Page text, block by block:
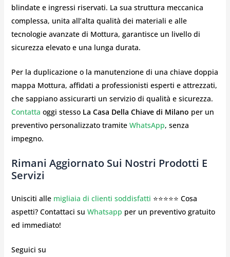
blindate e ingressi riservati. La sua struttura meccanica
complessa, unita all’alta qualità dei materiali e alle
tecnologie avanzate di Mottura, garantisce un livello di
sicurezza elevato e una lunga durata.
Per la duplicazione o la manutenzione di una chiave doppia
mappa Mottura, affidati a professionisti esperti e attrezzati,
che sappiano assicurarti un servizio di qualità e sicurezza.
Contatta oggi stesso La Casa Della Chiave di Milano per un
preventivo personalizzato tramite WhatsApp, senza
impegno.
Rimani Aggiornato Sui Nostri Prodotti E
Servizi
Unisciti alle migliaia di clienti soddisfatti ⭐⭐⭐⭐⭐ Cosa
aspetti? Contattaci su Whatsapp per un preventivo gratuito
ed immediato!
Seguici su